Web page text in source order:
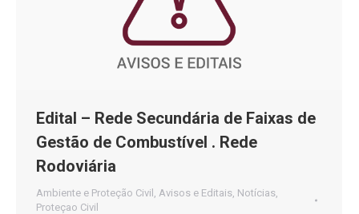
Edital – Rede Secundária de Faixas de
Gestão de Combustível . Rede
Rodoviária
Ambiente e Proteção Civil Avisos e Editais Notícias
Proteçao Civil